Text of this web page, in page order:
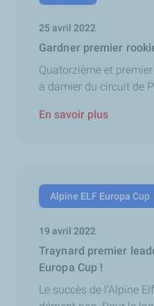
25 avril 2022
Gardner premier
Quatorzième et
à damier du circuit de
En savoir plus
Alpine ELF Europa Cup
19 avril 2022
Traynard premier
Europa Cup !
Le succès de l’Alpine